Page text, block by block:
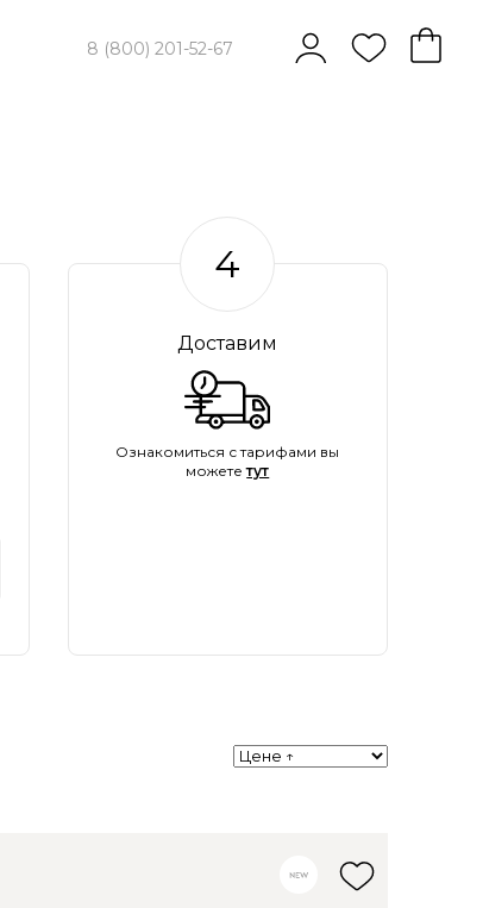
8 (800) 201-52-67
4
Доставим
Ознакомиться с тарифами вы
можететут